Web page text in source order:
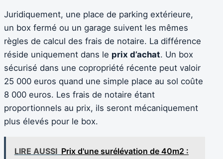
Juridiquement, une place de parking extérieure,
un box fermé ou un garage suivent les mêmes
règles de calcul des frais de notaire. La différence
réside uniquement dans le prix d’achat. Un box
sécurisé dans une copropriété récente peut valoir
25 000 euros quand une simple place au sol coûte
8 000 euros. Les frais de notaire étant
proportionnels au prix, ils seront mécaniquement
plus élevés pour le box.
LIRE AUSSI Prix d'une surélévation de 40m2 :